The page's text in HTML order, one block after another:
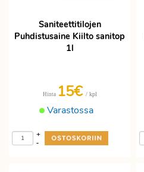
Saniteettitilojen
Puhdistusaine Kiilto sanitop
1l
Varastossa
Hinta 15€ / kpl
-
+